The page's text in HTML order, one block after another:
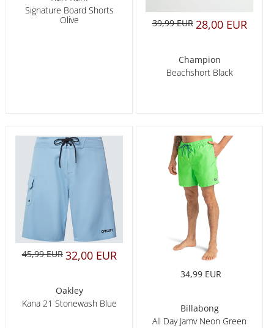
Signature Board Shorts
Olive
39,99 EUR 28,00 EUR
Champion
Beachshort Black
45,99 EUR 32,00 EUR
Oakley
Kana 21 Stonewash Blue
34,99 EUR
Billabong
All Day Jamv Neon Green